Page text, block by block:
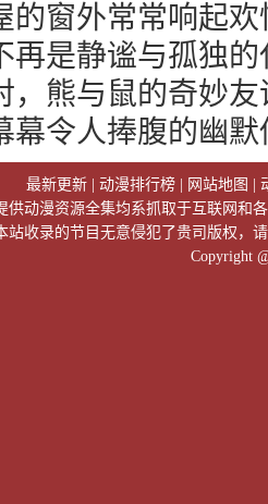
的窗外常常响起
再是静谧与孤独
，熊与鼠的奇妙
幕令人捧腹的幽默
最新更新 动漫排行榜 网站地图
供动漫资源全集均系抓取于互联网和
站收录的节目无意侵犯了贵司版权，
Copyright